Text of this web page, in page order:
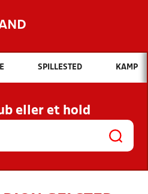
Hvad vil du søge efter?
INDHOLD OG NYHEDER
KLUBBER OG
HOLD
SPILLESTED KAMP
eller et hold